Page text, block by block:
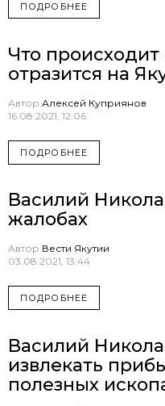
ПОДРОБНЕЕ
Что происходит
отразится на
Автор Алексей Куприянов
16.08.2021, 12:06
ПОДРОБНЕЕ
Василий
жалобах
Автор Вести Якутии
03.08.2021, 13:44
ПОДРОБНЕЕ
Василий
извлекать
полезных